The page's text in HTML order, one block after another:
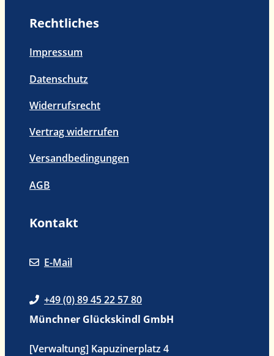
Rechtliches
Impressum
Datenschutz
Widerrufsrecht
Vertrag widerrufen
Versandbedingungen
AGB
Kontakt
E-Mail
+49 (0) 89 45 22 57 80
Münchner Glückskindl GmbH
[Verwaltung] Kapuzinerplatz 4